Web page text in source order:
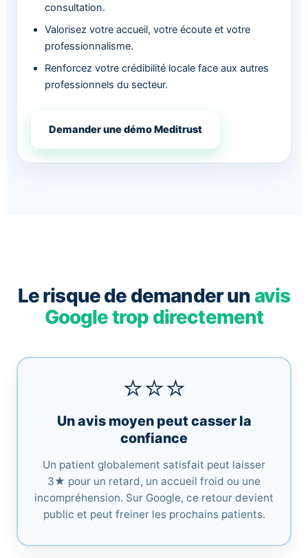
consultation.
Valorisez votre accueil, votre écoute et votre
professionnalisme.
Renforcez votre crédibilité locale face aux autres
professionnels du secteur.
Demander une démo Meditrust
Le risque de demander unavis
Google trop directement
⭐️⭐️⭐️
Un avis moyen peut casser la
confiance
Un patient globalement satisfait peut laisser
3★ pour un retard, un accueil froid ou une
incompréhension. Sur Google, ce retour devient
public et peut freiner les prochains patients.